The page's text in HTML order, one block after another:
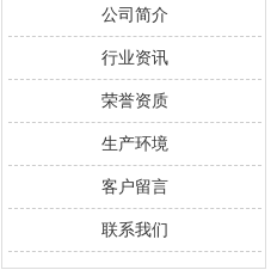
公司简介
行业资讯
荣誉资质
生产环境
客户留言
联系我们